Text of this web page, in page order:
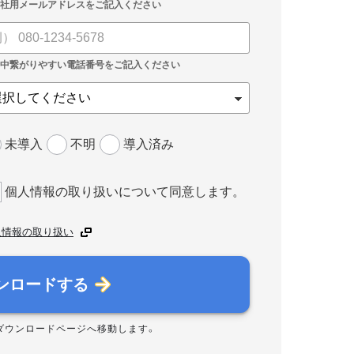
未導入 不明 導入済み
個人情報の取り扱いについて同意します。
報の取り扱い
ロードする
ウンロードページへ移動します。